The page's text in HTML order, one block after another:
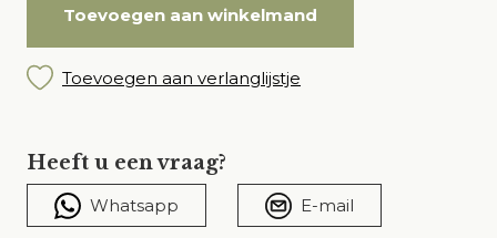
Toevoegen aan winkelmand
Toevoegen aan verlanglijstje
Heeft u een vraag?
Whatsapp E-mail